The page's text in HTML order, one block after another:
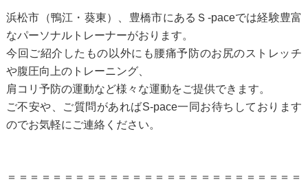
浜松市（鴨江・葵東）、豊橋市にあるＳ-paceでは経験豊富
なパーソナルトレーナーがおります。
今回ご紹介したもの以外にも腰痛予防のお尻のストレッチ
や腹圧向上のトレーニング、
肩コリ予防の運動など様々な運動をご提供できます。
ご不安や、ご質問があればS-pace一同お待ちしております
のでお気軽にご連絡ください。
＝＝＝＝＝＝＝＝＝＝＝＝＝＝＝＝＝＝＝＝＝＝＝＝＝＝